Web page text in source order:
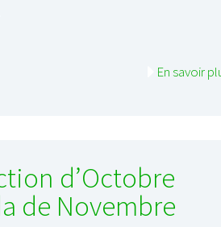
En savoir
d’Octobre
de Novembre